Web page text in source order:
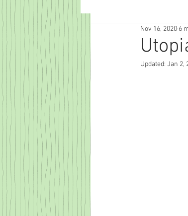
AVENTURINov 16, 2020 6
Updated: Jan 2,